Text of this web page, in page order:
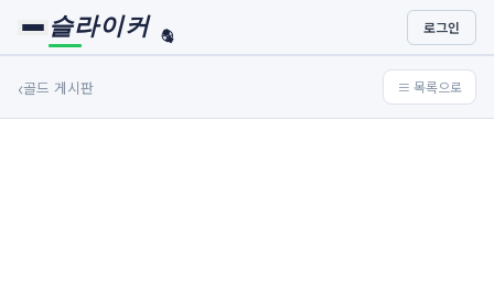
슬라이커 🏀
⚾ 로그인
‹골드 게시판 ≡ 목록으로